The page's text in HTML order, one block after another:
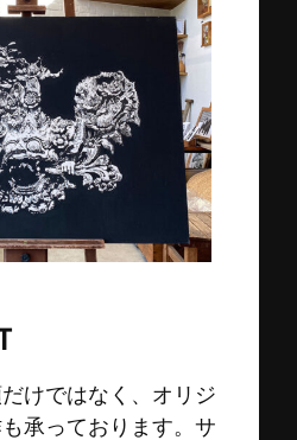
けではなく、オリジ
承っております。サ